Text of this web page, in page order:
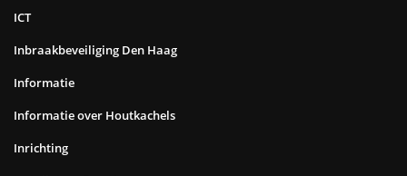
ICT
Inbraakbeveiliging Den Haag
Informatie
Informatie over Houtkachels
Inrichting